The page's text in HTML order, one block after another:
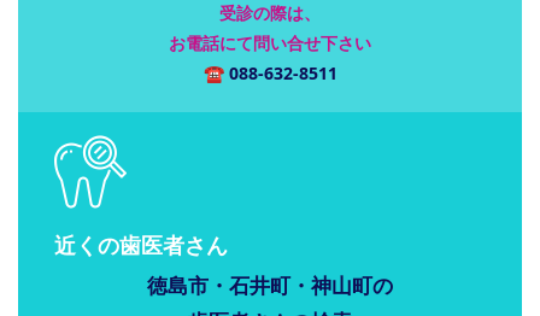
受診の際は、
お電話にて問い合せ下さい
☎ 088-632-8511
近くの歯医者さん
徳島市・石井町・神山町の